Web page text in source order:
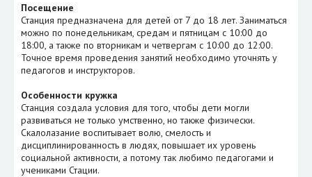
Посещение
Станция предназначена для детей от 7 до 18 лет. Заниматься
можно по понедельникам, средам и пятницам с 10:00 до
18:00, а также по вторникам и четвергам с 10:00 до 12:00.
Точное время проведения занятий необходимо уточнять у
педагогов и инструкторов.
Особенности кружка
Станция создала условия для того, чтобы дети могли
развиваться не только умственно, но также физически.
Скалолазание воспитывает волю, смелость и
дисциплинированность в людях, повышает их уровень
социальной активности, а потому так любимо педагогами и
учениками Стации.